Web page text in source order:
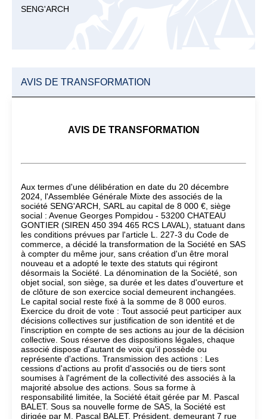
SENG'ARCH
AVIS DE TRANSFORMATION
AVIS DE TRANSFORMATION
Aux termes d'une délibération en date du 20 décembre
2024, l'Assemblée Générale Mixte des associés de la
société SENG'ARCH, SARL au capital de 8 000 €, siège
social : Avenue Georges Pompidou - 53200 CHATEAU
GONTIER (SIREN 450 394 465 RCS LAVAL), statuant dans
les conditions prévues par l'article L. 227-3 du Code de
commerce, a décidé la transformation de la Société en SAS
à compter du même jour, sans création d'un être moral
nouveau et a adopté le texte des statuts qui régiront
désormais la Société. La dénomination de la Société, son
objet social, son siège, sa durée et les dates d'ouverture et
de clôture de son exercice social demeurent inchangées.
Le capital social reste fixé à la somme de 8 000 euros.
Exercice du droit de vote : Tout associé peut participer aux
décisions collectives sur justification de son identité et de
l'inscription en compte de ses actions au jour de la décision
collective. Sous réserve des dispositions légales, chaque
associé dispose d'autant de voix qu'il possède ou
représente d'actions. Transmission des actions : Les
cessions d'actions au profit d'associés ou de tiers sont
soumises à l'agrément de la collectivité des associés à la
majorité absolue des actions. Sous sa forme à
responsabilité limitée, la Société était gérée par M. Pascal
BALET. Sous sa nouvelle forme de SAS, la Société est
dirigée par M. Pascal BALET, Président, demeurant 7 rue